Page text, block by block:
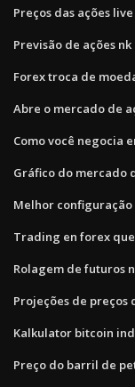
Preços das ações
Previsão de ações nk
Forex troca de
Abre o mercado de
Como você negocia
Gráfico do mercado
Melhor
Trading en forex
Rolagem de futuros
Projeções de preços
Kalkulator bitcoin
Preço do barril de